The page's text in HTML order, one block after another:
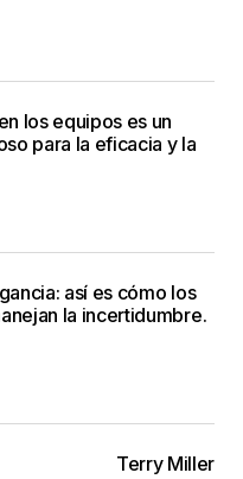
los equipos es un
para la eficacia y la
así es cómo los
la incertidumbre.
Terry Miller